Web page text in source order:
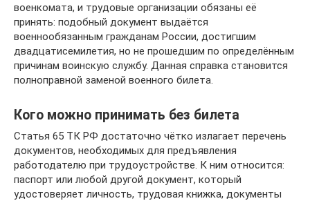
военкомата, и трудовые организации обязаны её
принять: подобный документ выдаётся
военнообязанным гражданам России, достигшим
двадцатисемилетия, но не прошедшим по определённым
причинам воинскую службу. Данная справка становится
полноправной заменой военного билета.
Кого можно принимать без билета
Статья 65 ТК РФ достаточно чётко излагает перечень
документов, необходимых для предъявления
работодателю при трудоустройстве. К ним относится:
паспорт или любой другой документ, который
удостоверяет личность, трудовая книжка, документы